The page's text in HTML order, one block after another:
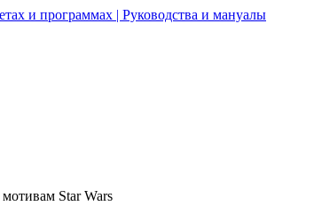
и программах | Руководства и мануалы
Star Wars